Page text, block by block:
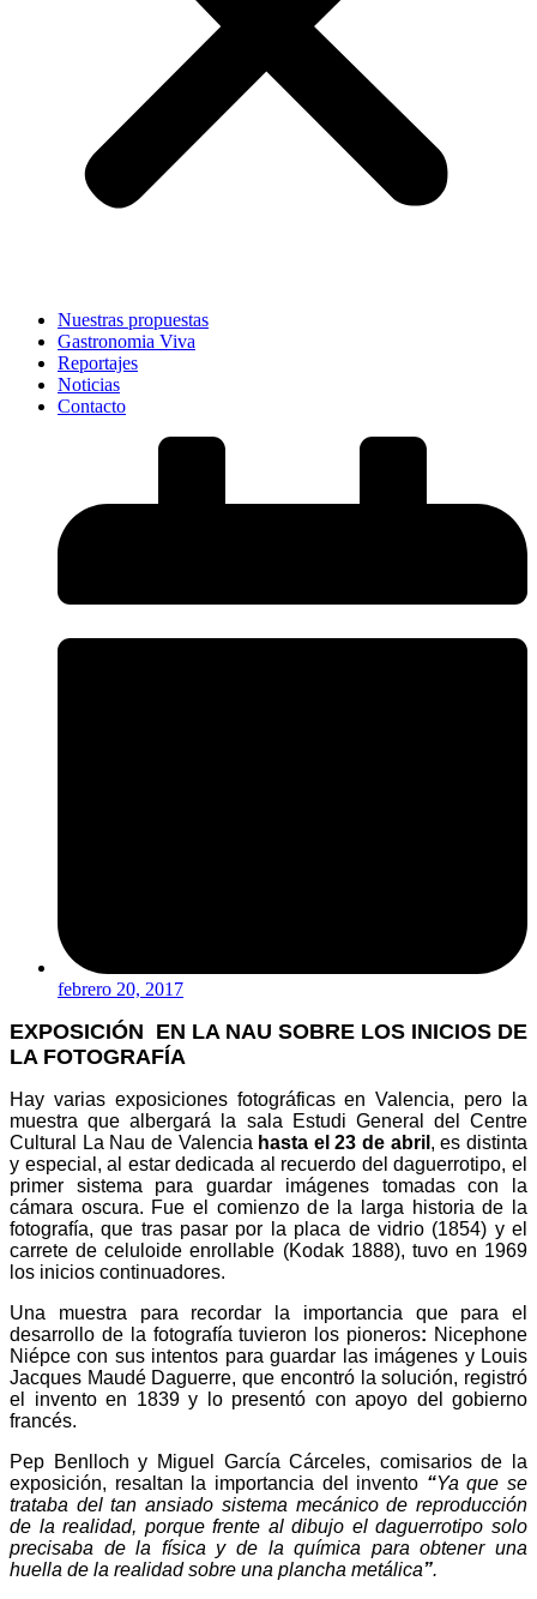
Nuestras propuestas
Gastronomia Viva
Reportajes
Noticias
Contacto
febrero 20, 2017
EXPOSICIÓN EN LA NAU SOBRE LOS INICIOS DE
LA FOTOGRAFÍA
Hay varias exposiciones fotográficas en Valencia, pero la
muestra que albergará la sala Estudi General del Centre
Cultural La Nau de Valencia hasta el 23 de abril , es distinta
y especial, al estar dedicada al recuerdo del daguerrotipo, el
primer sistema para guardar imágenes tomadas con la
cámara oscura. Fue el comienzo de la larga historia de la
fotografía, que tras pasar por la placa de vidrio (1854) y el
carrete de celuloide enrollable (Kodak 1888), tuvo en 1969
los inicios continuadores.
Una muestra para recordar la importancia que para el
desarrollo de la fotografía tuvieron los pioneros: Nicephone
Niépce con sus intentos para guardar las imágenes y Louis
Jacques Maudé Daguerre, que encontró la solución, registró
el invento en 1839 y lo presentó con apoyo del gobierno
francés.
Pep Benlloch y Miguel García Cárceles, comisarios de la
exposición, resaltan la importancia del invento “Ya que se
trataba del tan ansiado sistema mecánico de reproducción
de la realidad, porque frente al dibujo el daguerrotipo solo
precisaba de la física y de la química para obtener una
huella de la realidad sobre una plancha metálica”.